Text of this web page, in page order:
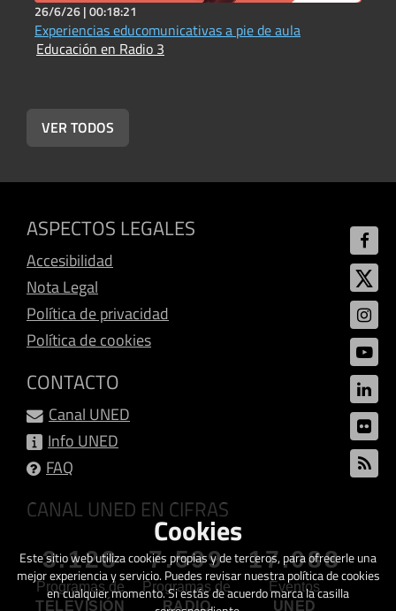
26/6/26 |00:18:21
Experiencias educomunicativas a pie de aula
Educación en Radio 3
VER TODOS
ASPECTOS LEGALES
Accesibilidad
Nota Legal
Política de privacidad
Política de cookies
CONTACTO
Canal UNED
Info UNED
FAQ
CANAL UNED EN CIFRAS
3.128
Programas de
TELEVISIÓN
7.599
Programas de
RADIO
17.088
Eventos
UNED
Cookies
Este sitio web utiliza cookies propias y de terceros, para ofrecerle una
mejor experiencia y servicio. Puedes revisar nuestra política de cookies
en cualquier momento. Si estás de acuerdo marca la casilla